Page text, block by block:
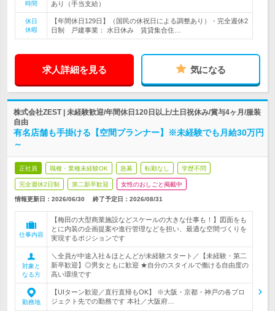
時間
あり（手当支給）
休日
休暇
【年間休日129日】（国民の休祝日による調整あり）・完全週休2
日制 戸建事業： 水日休み 賃貸集合住…
求人詳細を見る 気になる
株式会社ZEST | 未経験歓迎/年間休日120日以上/土日祝休み/賞与4ヶ月/服装
自由
有名店舗も手掛ける【空間プランナー】※未経験でも月給30万円
～
正社員 職種・業種未経験OK 急募 転勤なし 学歴不問
完全週休2日制 第二新卒歓迎 女性のおしごと掲載中
情報更新日：2026/06/30 終了予定日： 2026/08/31
仕事内容
【梅田の大型商業施設などスケールの大きな仕事も！】図面をも
とに内装の企画提案や進行管理などを担い、最適な空間づくりを
実現するポジションです
対象と
なる方
＼全員が中途入社＆ほとんどが未経験スタート／【未経験・第二
新卒歓迎】◎男女ともに歓迎 ★自分のスタイルで働ける自由度の
高い環境です
勤務地
【UIターン歓迎／直行直帰もOK】 ※大阪・京都・神戸の各プロ
ジェクト先での勤務です 本社／大阪府…